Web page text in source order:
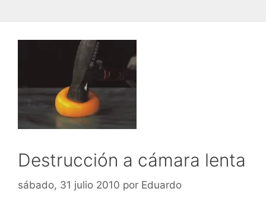
Destrucción a cámara lenta
sábado, 31 julio 2010 por Eduardo